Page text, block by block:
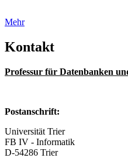
Mehr
Kontakt
Professur für Datenbanken
Postanschrift:
Universität Trier
FB IV - Informatik
D-54286 Trier